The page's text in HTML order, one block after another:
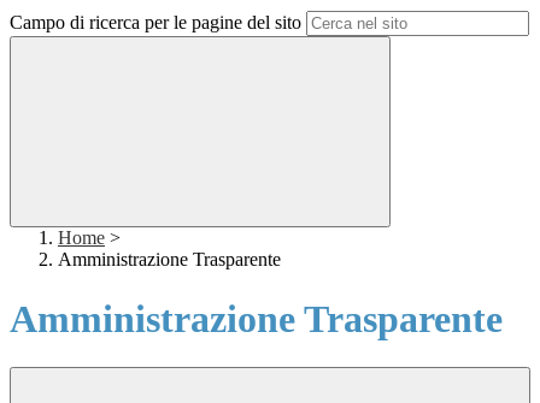
Campo di ricerca per le pagine del sito
Home >
Amministrazione Trasparente
Amministrazione Trasparente